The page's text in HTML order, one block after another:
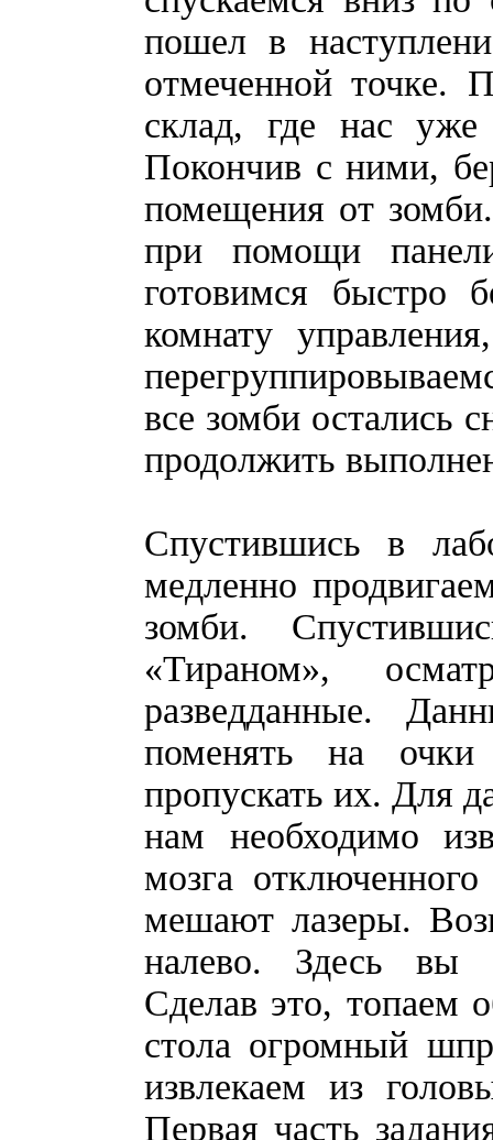
пошел в
отмеченной точке.
склад, где нас уже
Покончив с ними,
помещения от
при помощи
готовимся быстро
комнату
все зомби остались
продолжить
Спустившись в
медленно
зомби.
«Тираном»,
разведданные.
поменять на
пропускать их. Для
нам необходимо
мозга
мешают лазеры.
налево. Здесь вы
Сделав это, топаем
стола огромный
извлекаем из
Первая часть